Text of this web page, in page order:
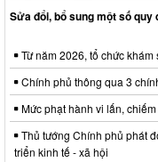
Sửa đổi, bổ sung một số quy
Từ năm 2026, tổ chức
Chính phủ thông qua 3
Mức phạt hành vi lấn,
Thủ tướng Chính phủ phát
triển kinh tế - xã hội